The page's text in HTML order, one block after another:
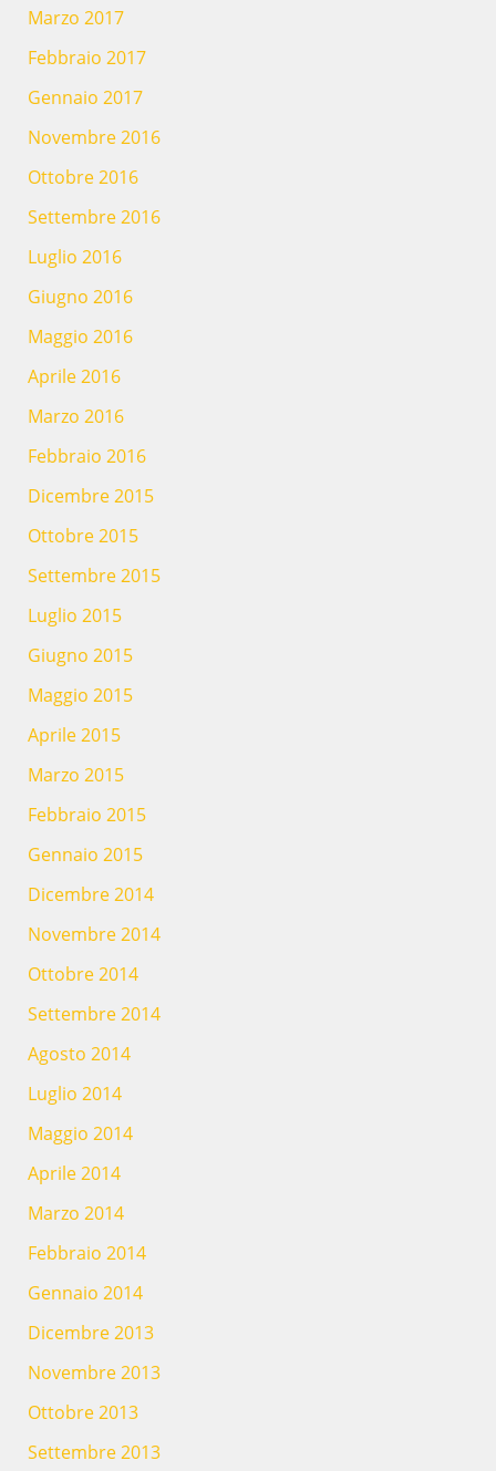
Marzo 2017
Febbraio 2017
Gennaio 2017
Novembre 2016
Ottobre 2016
Settembre 2016
Luglio 2016
Giugno 2016
Maggio 2016
Aprile 2016
Marzo 2016
Febbraio 2016
Dicembre 2015
Ottobre 2015
Settembre 2015
Luglio 2015
Giugno 2015
Maggio 2015
Aprile 2015
Marzo 2015
Febbraio 2015
Gennaio 2015
Dicembre 2014
Novembre 2014
Ottobre 2014
Settembre 2014
Agosto 2014
Luglio 2014
Maggio 2014
Aprile 2014
Marzo 2014
Febbraio 2014
Gennaio 2014
Dicembre 2013
Novembre 2013
Ottobre 2013
Settembre 2013